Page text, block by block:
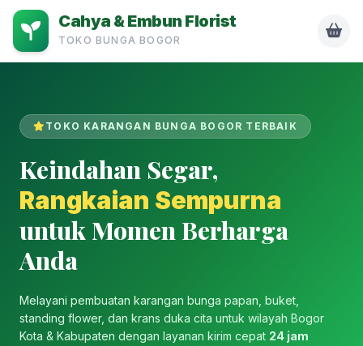
Cahya & Embun Florist
TOKO BUNGA BOGOR
TOKO KARANGAN BUNGA BOGOR TERBAIK
Keindahan Segar,
Rangkaian Sempurna
untuk Momen Berharga
Anda
Melayani pembuatan karangan bunga papan, buket,
standing flower, dan krans duka cita untuk wilayah Bogor
Kota & Kabupaten dengan layanan kirim cepat 24 jam